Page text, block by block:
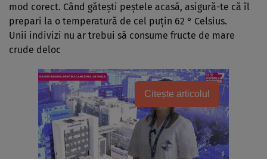
mod corect. Când găteşti peştele acasă, asigură-te că îl
prepari la o temperatură de cel puţin 62 ° Celsius.
Unii indivizi nu ar trebui să consume fructe de mare
crude deloc
Citește articolul